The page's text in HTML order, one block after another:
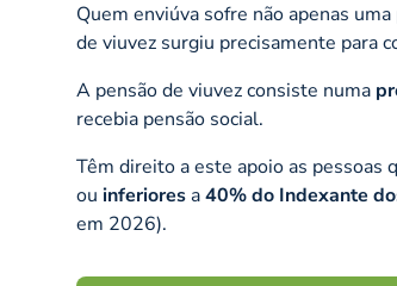
Quem enviúva sofre não apenas
de viuvez surgiu precisamente para
A pensão de viuvez consiste numa
recebia pensão social.
Têm direito a este apoio as pessoas
ou inferiores a40% do Indexante
em 2026).